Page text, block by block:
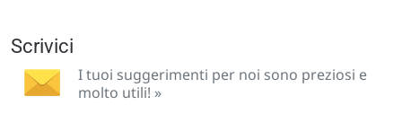
Scrivici
I tuoi suggerimenti per noi sono preziosi e
molto utili! »